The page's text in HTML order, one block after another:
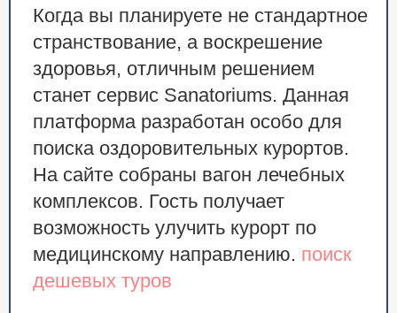
Когда вы планируете не стандартное
странствование, а воскрешение
здоровья, отличным решением
станет сервис Sanatoriums. Данная
платформа разработан особо для
поиска оздоровительных курортов.
На сайте собраны вагон лечебных
комплексов. Гость получает
возможность улучить курорт по
медицинскому направлению. поиск
дешевых туров